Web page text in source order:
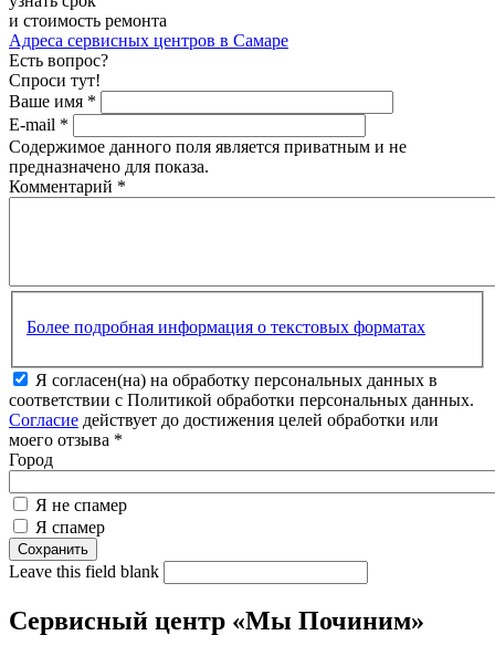
и стоимость ремонта
Адреса сервисных центров в Самаре
Есть вопрос?
Спроси тут!
Ваше имя *
E-mail *
Содержимое данного поля является приватным и не
предназначено для показа.
Комментарий *
Более подробная информация о текстовых форматах
Я согласен(на) на обработку персональных данных в
соответствии с Политикой обработки персональных данных.
Согласие действует до достижения целей обработки или
моего отзыва *
Город
Я не спамер
Я спамер
Leave this field blank
Сервисный центр «Мы Починим»